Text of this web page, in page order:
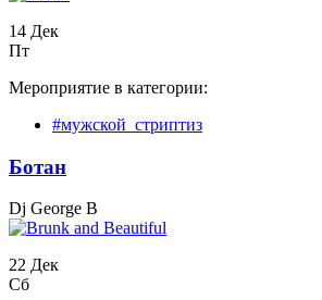
14 Дек
Пт
Мероприятие в категории:
#мужской_стриптиз
Бoтан
Dj George B
22 Дек
Сб